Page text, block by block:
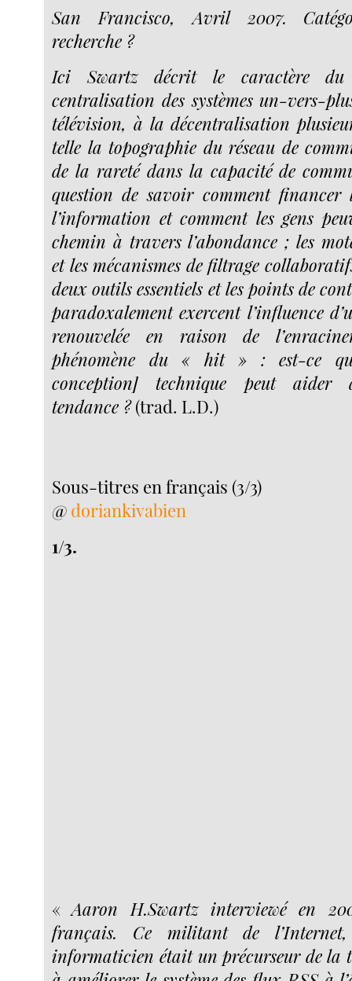
San Francisco, Avril 2007.
recherche ?
Ici Swartz décrit le caractère du
centralisation des systèmes un-vers-
télévision, à la décentralisation
telle la topographie du réseau de
de la rareté dans la capacité de
question de savoir comment
l’information et comment les gens
chemin à travers l’abondance ; les
et les mécanismes de filtrage
deux outils essentiels et les points de
paradoxalement exercent l’influence
renouvelée en raison de
phénomène du « hit » : est-ce
conception] technique peut aider
tendance ?(trad. L.D.)
Sous-titres en français (3/3)
@ doriankivabien
1/3.
«Aaron H.Swartz interviewé en
français. Ce militant de l’Internet,
informaticien était un précurseur de